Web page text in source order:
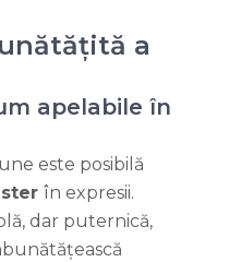
a
apelabile în
este posibilă
în expresii.
dar puternică,